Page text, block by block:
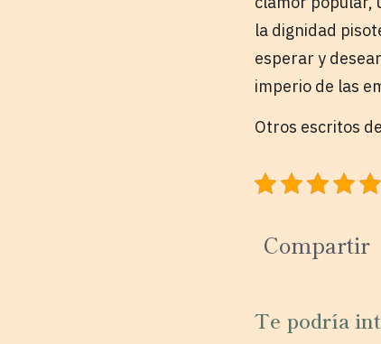
la dignidad
esperar y
imperio de las
Otros escritos
Compartir
Te podría